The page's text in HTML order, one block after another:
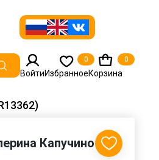
ВойтиИзбранное
0
Корзина
0
Капучино